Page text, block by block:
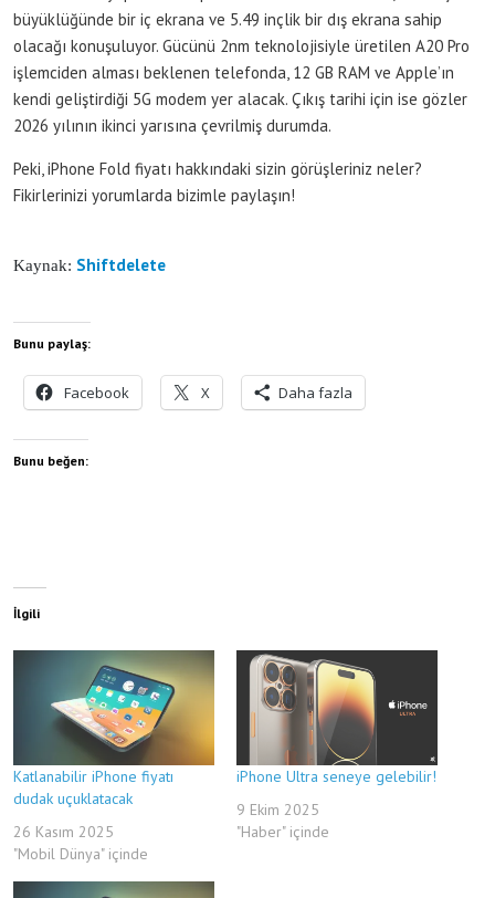
büyüklüğünde bir iç ekrana ve 5.49 inçlik bir dış ekrana sahip
olacağı konuşuluyor. Gücünü 2nm teknolojisiyle üretilen A20 Pro
işlemciden alması beklenen telefonda, 12 GB RAM ve Apple’ın
kendi geliştirdiği 5G modem yer alacak. Çıkış tarihi için ise gözler
2026 yılının ikinci yarısına çevrilmiş durumda.
Peki, iPhone Fold fiyatı hakkındaki sizin görüşleriniz neler?
Fikirlerinizi yorumlarda bizimle paylaşın!
Kaynak: Shiftdelete
Bunu paylaş:
Facebook X Daha fazla
Bunu beğen:
İlgili
Katlanabilir iPhone fiyatı
dudak uçuklatacak
26 Kasım 2025
"Mobil Dünya" içinde
iPhone Ultra seneye gelebilir!
9 Ekim 2025
"Haber" içinde